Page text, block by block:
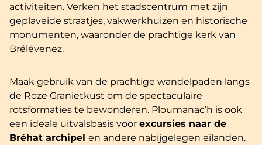
activiteiten. Verken het stadscentrum met zijn
geplaveide straatjes, vakwerkhuizen en historische
monumenten, waaronder de prachtige kerk van
Brélévenez.
Maak gebruik van de prachtige wandelpaden langs
de Roze Granietkust om de spectaculaire
rotsformaties te bewonderen. Ploumanac’h is ook
een ideale uitvalsbasis voor excursies naar de
Bréhat archipel en andere nabijgelegen eilanden.